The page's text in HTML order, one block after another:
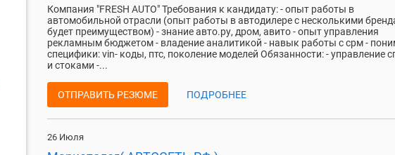
Компания "FRESH AUTO" Требования к кандидату: - опыт работы в
автомобильной отрасли (опыт работы в автодилере с несколькими
будет преимуществом) - знание авто.ру, дром, авито - опыт управления
рекламным бюджетом - владение аналитикой - навык работы с срм -
специфики: vin- коды, птс, поколение моделей Обязанности: - управление
и стоками -...
ОТПРАВИТЬ РЕЗЮМЕ ПОДРОБНЕЕ
26 Июля